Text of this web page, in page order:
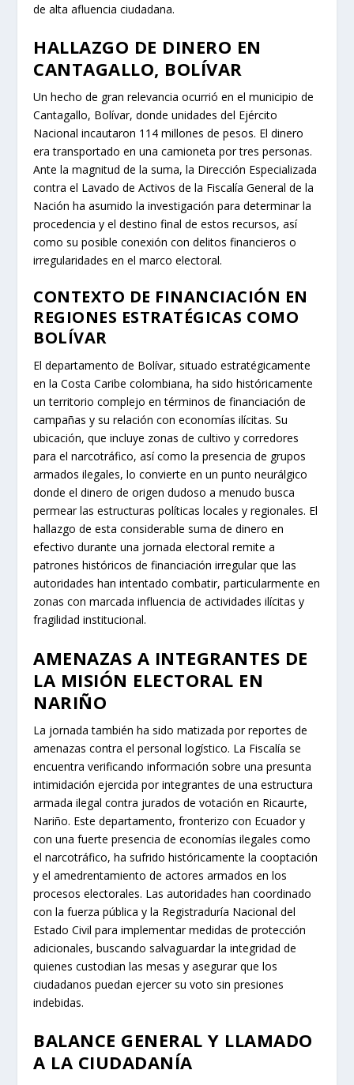
como su posible conexión con delitos financieros o
irregularidades en el marco electoral.
CONTEXTO DE FINANCIACIÓN EN
REGIONES ESTRATÉGICAS COMO
BOLÍVAR
El departamento de Bolívar, situado estratégicamente
en la Costa Caribe colombiana, ha sido históricamente
un territorio complejo en términos de financiación de
campañas y su relación con economías ilícitas. Su
ubicación, que incluye zonas de cultivo y corredores
para el narcotráfico, así como la presencia de grupos
armados ilegales, lo convierte en un punto neurálgico
donde el dinero de origen dudoso a menudo busca
permear las estructuras políticas locales y regionales. El
hallazgo de esta considerable suma de dinero en
efectivo durante una jornada electoral remite a
patrones históricos de financiación irregular que las
autoridades han intentado combatir, particularmente en
zonas con marcada influencia de actividades ilícitas y
fragilidad institucional.
AMENAZAS A INTEGRANTES DE
LA MISIÓN ELECTORAL EN
NARIÑO
La jornada también ha sido matizada por reportes de
amenazas contra el personal logístico. La Fiscalía se
encuentra verificando información sobre una presunta
intimidación ejercida por integrantes de una estructura
armada ilegal contra jurados de votación en Ricaurte,
Nariño. Este departamento, fronterizo con Ecuador y
el narcotráfico, ha sufrido históricamente la cooptación
y el amedrentamiento de actores armados en los
procesos electorales. Las autoridades han coordinado
con la fuerza pública y la Registraduría Nacional del
Estado Civil para implementar medidas de protección
adicionales, buscando salvaguardar la integridad de
quienes custodian las mesas y asegurar que los
ciudadanos puedan ejercer su voto sin presiones
indebidas.
BALANCE GENERAL Y LLAMADO
A LA CIUDADANÍA
La Fiscalía General de la Nación ha reiterado su
compromiso con la transparencia electoral y ha puesto
a disposición canales para que la ciudadanía denuncie
cualquier hecho que pueda constituir un delito electoral.
La entidad continúa monitoreando el desarrollo de la
jornada, reafirmando su presencia y capacidad de
respuesta ante cualquier eventualidad que pueda
🛒 Ofertas destacadas